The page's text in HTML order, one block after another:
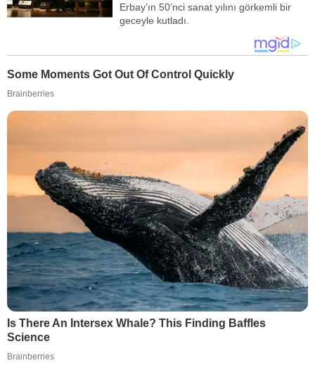
Erbay’ın 50’nci sanat yılını görkemli bir
geceyle kutladı.